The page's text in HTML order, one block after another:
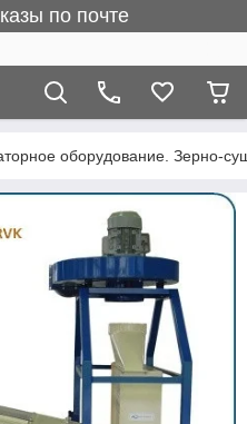
по почте
оборудование. Зерно-